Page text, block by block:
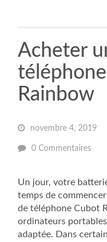
Acheter
Rainbow
novembre 4, 2019
0 Commentaires
Un jour, votre
temps de
de téléphone Cubot
ordinateurs
adaptée. Dans